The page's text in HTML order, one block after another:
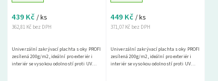
362,81 Kč bez DPH
439 Kč / ks
Univerzální zakrývací plachta s oky PROFI
zesílená 200g/m2, ideální pro exteriér i
interiér se vysokou odolností proti UV
371,07 Kč bez DPH
449 Kč / ks
Univerzální zakrývací plachta s oky PROFI
zesílená 200g/m2, ideální pro exteriér i
interiér se vysokou odolností proti UV